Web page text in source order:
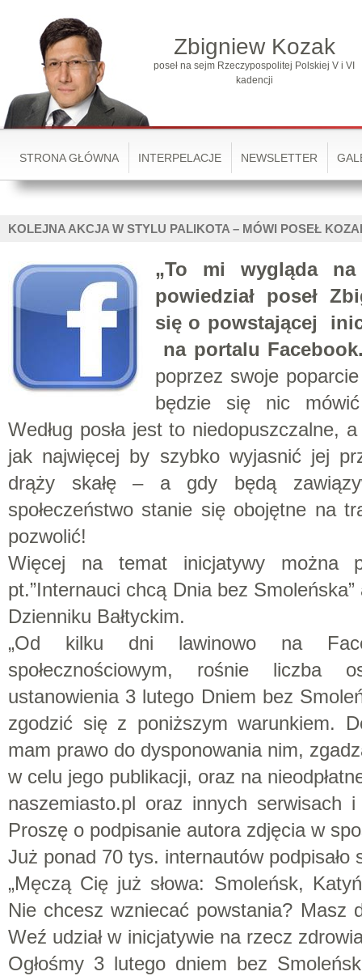
Zbigniew Kozak
poseł na sejm Rzeczypospolitej Polskiej V i VI
kadencji
STRONA GŁÓWNA INTERPELACJE NEWSLETTER
KOLEJNA AKCJA W STYLU PALIKOTA – MÓWI POSEŁ
„To mi wygląda
powiedział poseł
się o powstającej
na portalu
poprzez swoje
będzie się nic
Według posła jest to niedopuszczalne,
jak najwięcej by szybko wyjasnić jej
drąży skałę – a gdy będą
społeczeństwo stanie się obojętne na
pozwolić!
Więcej na temat inicjatywy można
pt.”Internauci chcą Dnia bez
Dzienniku Bałtyckim.
„Od kilku dni lawinowo na
społecznościowym, rośnie liczba
ustanowienia 3 lutego Dniem bez
zgodzić się z poniższym warunkiem.
mam prawo do dysponowania nim,
w celu jego publikacji, oraz na
naszemiasto.pl oraz innych serwisach
Proszę o podpisanie autora zdjęcia w
Już ponad 70 tys. internautów podpisało
„Męczą Cię już słowa: Smoleńsk,
Nie chcesz wzniecać powstania?
Weź udział w inicjatywie na rzecz
Ogłośmy 3 lutego dniem bez